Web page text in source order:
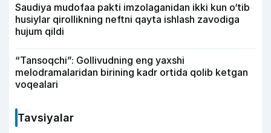
Saudiya mudofaa pakti imzolaganidan ikki kun o‘tib
husiylar qirollikning neftni qayta ishlash zavodiga
hujum qildi
“Tansoqchi”: Gollivudning eng yaxshi
melodramalaridan birining kadr ortida qolib ketgan
voqealari
Tavsiyalar